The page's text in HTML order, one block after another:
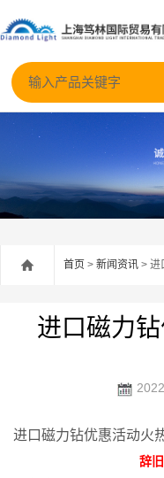
首页 > 新闻资讯 > 进
进口磁力
进口磁力钻优惠活动火
辞